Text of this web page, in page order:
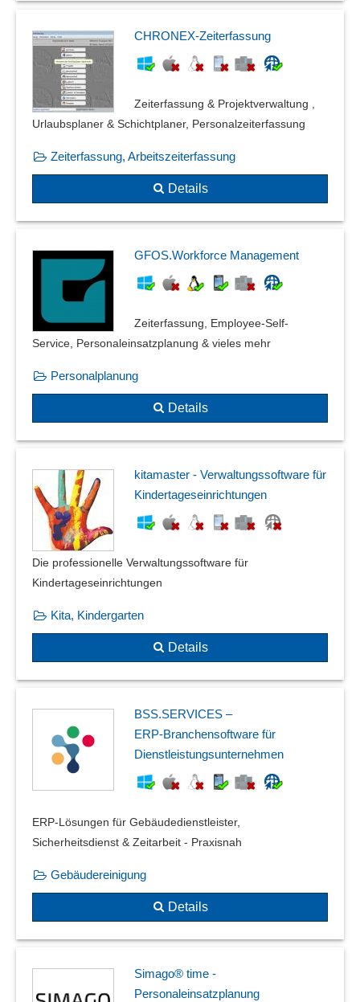
CHRONEX-Zeiterfassung
Zeiterfassung & Projektverwaltung ,
Urlaubsplaner & Schichtplaner, Personalzeiterfassung
Zeiterfassung, Arbeitszeiterfassung
Details
GFOS.Workforce Management
Zeiterfassung, Employee-Self-
Service, Personaleinsatzplanung & vieles mehr
Personalplanung
Details
kitamaster - Verwaltungssoftware für
Kindertageseinrichtungen
Die professionelle Verwaltungssoftware für
Kindertageseinrichtungen
Kita, Kindergarten
Details
BSS.SERVICES –
ERP‑Branchensoftware für
Dienstleistungsunternehmen
ERP-Lösungen für Gebäudedienstleister,
Sicherheitsdienst & Zeitarbeit - Praxisnah
Gebäudereinigung
Details
Simago® time -
Personaleinsatzplanung